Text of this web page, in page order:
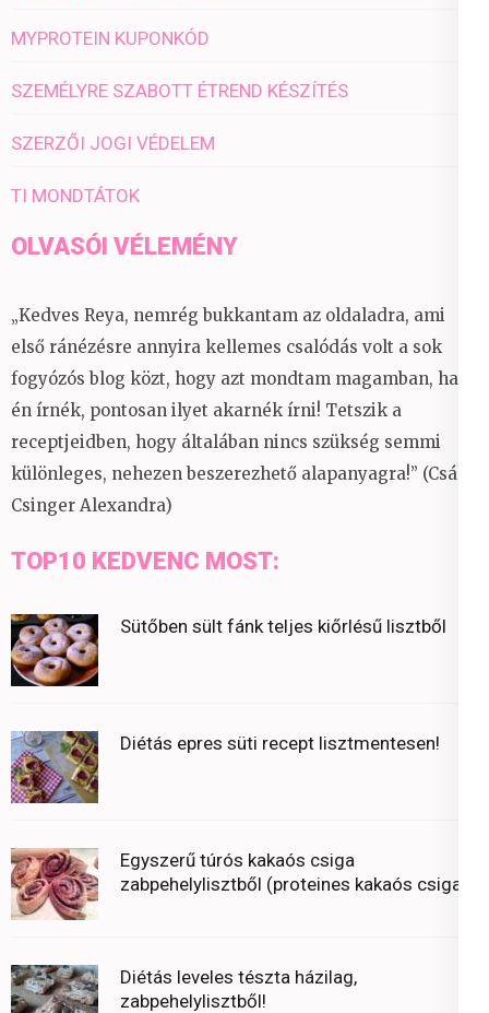
MYPROTEIN KUPONKÓD
SZEMÉLYRE SZABOTT ÉTREND KÉSZÍTÉS
SZERZŐI JOGI VÉDELEM
TI MONDTÁTOK
OLVASÓI VÉLEMÉNY
„Kedves Reya, nemrég bukkantam az oldaladra, ami
első ránézésre annyira kellemes csalódás volt a sok
fogyózós blog közt, hogy azt mondtam magamban, ha
én írnék, pontosan ilyet akarnék írni! Tetszik a
receptjeidben, hogy általában nincs szükség semmi
különleges, nehezen beszerezhető alapanyagra!” (Csáky
Csinger Alexandra)
TOP10 KEDVENC MOST:
Sütőben sült fánk teljes kiőrlésű lisztből
Diétás epres süti recept lisztmentesen!
Egyszerű túrós kakaós csiga
zabpehelylisztből (proteines kakaós csiga)
Diétás leveles tészta házilag,
zabpehelylisztből!